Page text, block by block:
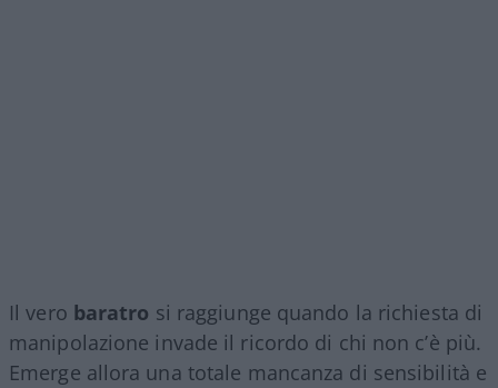
Il vero baratro si raggiunge quando la richiesta di
manipolazione invade il ricordo di chi non c’è più.
Emerge allora una totale mancanza di sensibilità e